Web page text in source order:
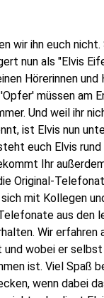
wir ihn euch
nun als "Elvis
Hörerinnen und
müssen am
Und weil ihr
ist Elvis nun
euch Elvis rund
Ihr
Original-
mit Kollegen
aus den
Wir erfahren
und wobei er selbst
ist. Viel Spaß
wenn dabei